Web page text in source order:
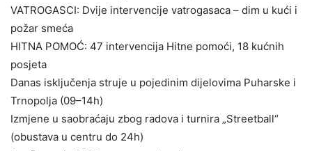
VATROGASCI: Dvije intervencije vatrogasaca – dim u kući i
požar smeća
HITNA POMOĆ: 47 intervencija Hitne pomoći, 18 kućnih
posjeta
Danas isključenja struje u pojedinim dijelovima Puharske i
Trnopolja (09–14h)
Izmjene u saobraćaju zbog radova i turnira „Streetball“
(obustava u centru do 24h)